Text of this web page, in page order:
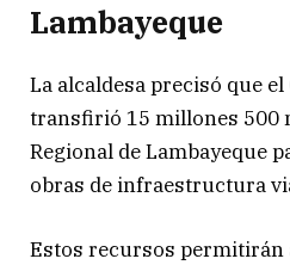
Lambayeque
La alcaldesa precisó que
transfirió 15 millones 500
Regional de Lambayeque
obras de infraestructura
Estos recursos permitirán